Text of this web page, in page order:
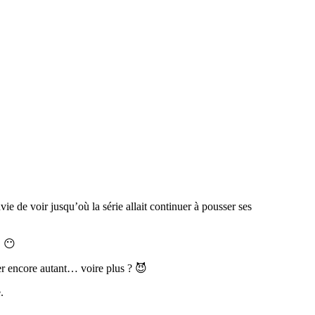
de voir jusqu’où la série allait continuer à pousser ses
😶
encore autant… voire plus ? 😈